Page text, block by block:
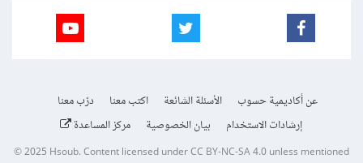
عن أكاديمية حسوب الأسئلة الشائعة اكتب معنا
درّب معنا
إرشادات الاستخدام
بيان الخصوصية مركز المساعدة
© 2025Hsoub.Content licensed underCC BY-NC-SA 4.0unless mentioned